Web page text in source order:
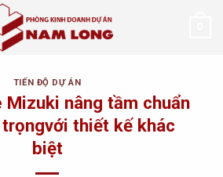
TIẾN ĐỘ DỰ ÁN
Mizuki nâng tầm chuẩn
thiết kế khác
biệt